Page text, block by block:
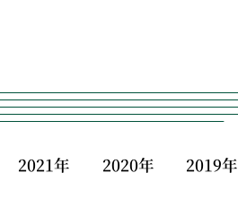
2021年 2020年 2019年